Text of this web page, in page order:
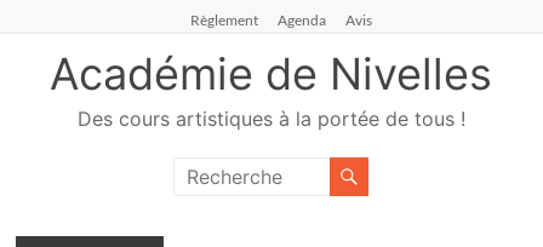
Règlement Agenda Avis
Académie de Nivelles
Des cours artistiques à la portée de tous !